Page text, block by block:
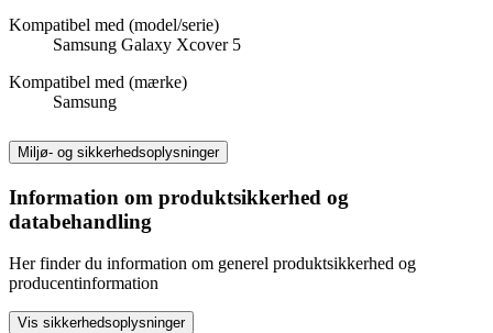
Kompatibel med (model/serie)
Samsung Galaxy Xcover 5
Kompatibel med (mærke)
Samsung
Miljø- og sikkerhedsoplysninger
Information om produktsikkerhed og
databehandling
Her finder du information om generel produktsikkerhed og
producentinformation
Vis sikkerhedsoplysninger